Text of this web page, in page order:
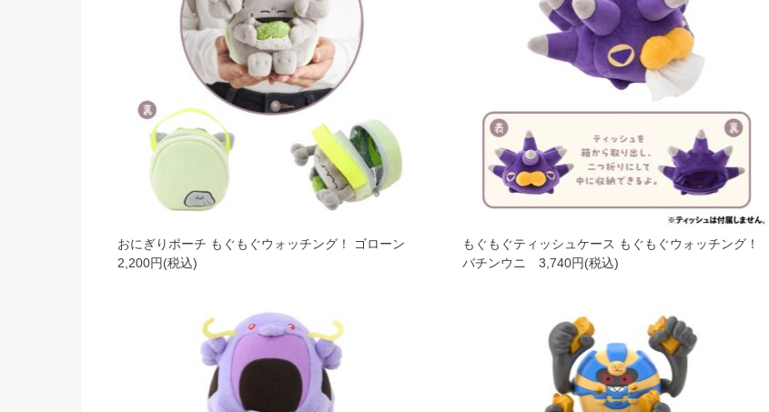
おにぎりポーチ もぐもぐウォッチング！ ゴローン
2,200円(税込)
もぐもぐティッシュケース もぐもぐウォッチング！
バチンウニ 3,740円(税込)